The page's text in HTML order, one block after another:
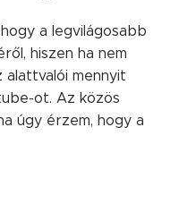
a legvilágosabb
hiszen ha nem
alattvalói mennyit
ot. Az közös
úgy érzem, hogy a